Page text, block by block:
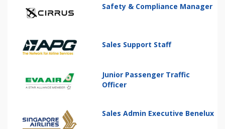
Safety & Compliance Manager
Sales Support Staff
Junior Passenger Traffic
Officer
Sales Admin Executive Benelux